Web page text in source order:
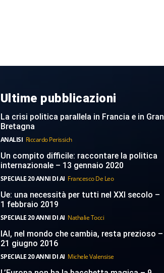
Ultime pubblicazioni
La crisi politica parallela in Francia e in Gran
Bretagna
ANALISI Riccardo Perissich
Un compito difficile: raccontare la politica
internazionale – 13 gennaio 2020
SPECIALE 20 ANNI DI AI Francesco De Leo
Ue: una necessità per tutti nel XXI secolo –
1 febbraio 2019
SPECIALE 20 ANNI DI AI Nathalie Tocci
IAI, nel mondo che cambia, resta prezioso –
21 giugno 2016
SPECIALE 20 ANNI DI AI Michele Valensise